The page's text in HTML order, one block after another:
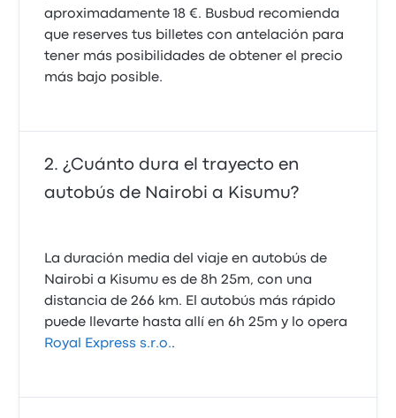
aproximadamente 18 €. Busbud recomienda
que reserves tus billetes con antelación para
tener más posibilidades de obtener el precio
más bajo posible.
¿Cuánto dura el trayecto en
autobús de Nairobi a Kisumu?
La duración media del viaje en autobús de
Nairobi a Kisumu es de 8h 25m, con una
distancia de 266 km. El autobús más rápido
puede llevarte hasta allí en 6h 25m y lo opera
Royal Express s.r.o..